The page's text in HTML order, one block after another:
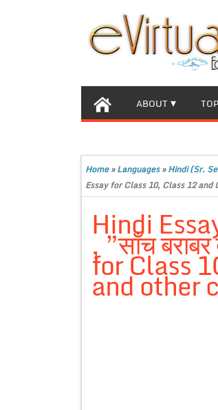
ABOUT
Home»Languages»Hindi (Sr.
Essay for Class 10, Class 12
Hindi
, ”साँच
for Class
and other